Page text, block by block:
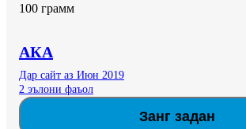
100 грамм
АКА
Дар сайт аз Июн 2019
2 эълони фаъол
Занг задан